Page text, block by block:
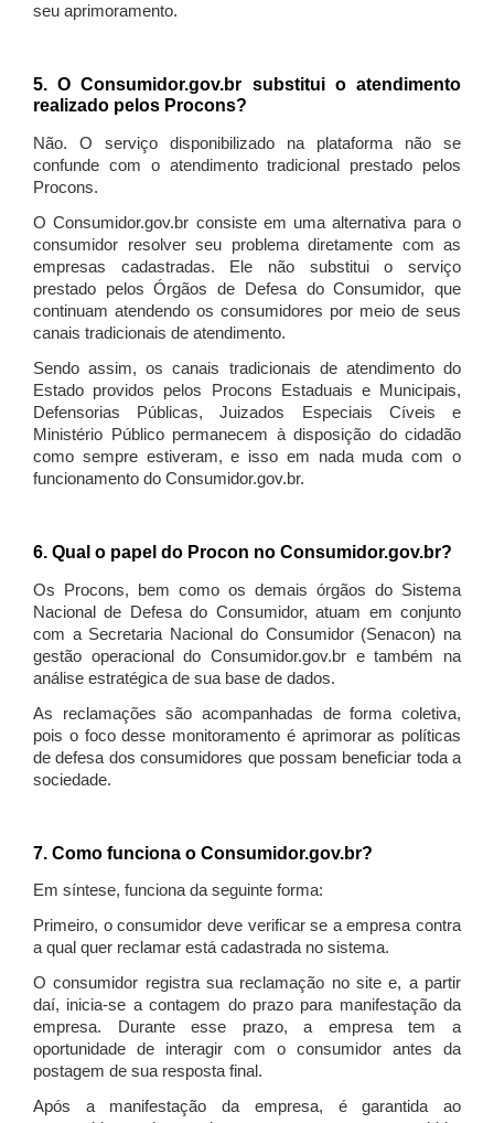
seu aprimoramento.
5. O Consumidor.gov.br substitui o atendimento
realizado pelos Procons?
Não. O serviço disponibilizado na plataforma não se
confunde com o atendimento tradicional prestado pelos
Procons.
O Consumidor.gov.br consiste em uma alternativa para o
consumidor resolver seu problema diretamente com as
empresas cadastradas. Ele não substitui o serviço
prestado pelos Órgãos de Defesa do Consumidor, que
continuam atendendo os consumidores por meio de seus
canais tradicionais de atendimento.
Sendo assim, os canais tradicionais de atendimento do
Estado providos pelos Procons Estaduais e Municipais,
Defensorias Públicas, Juizados Especiais Cíveis e
Ministério Público permanecem à disposição do cidadão
como sempre estiveram, e isso em nada muda com o
funcionamento do Consumidor.gov.br.
6. Qual o papel do Procon no Consumidor.gov.br?
Os Procons, bem como os demais órgãos do Sistema
Nacional de Defesa do Consumidor, atuam em conjunto
com a Secretaria Nacional do Consumidor (Senacon) na
gestão operacional do Consumidor.gov.br e também na
análise estratégica de sua base de dados.
As reclamações são acompanhadas de forma coletiva,
pois o foco desse monitoramento é aprimorar as políticas
de defesa dos consumidores que possam beneficiar toda a
sociedade.
7. Como funciona o Consumidor.gov.br?
Em síntese, funciona da seguinte forma:
Primeiro, o consumidor deve verificar se a empresa contra
a qual quer reclamar está cadastrada no sistema.
O consumidor registra sua reclamação no site e, a partir
daí, inicia-se a contagem do prazo para manifestação da
empresa. Durante esse prazo, a empresa tem a
oportunidade de interagir com o consumidor antes da
postagem de sua resposta final.
Após a manifestação da empresa, é garantida ao